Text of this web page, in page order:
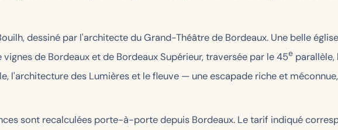
dessiné par l'architecte du Grand-Théâtre de Bordeaux. Une belle
de Bordeaux et de Bordeaux Supérieur, traversée par le 45e parallèle,
l'architecture des Lumières et le fleuve — une escapade riche et
sont recalculées porte-à-porte depuis Bordeaux. Le tarif indiqué